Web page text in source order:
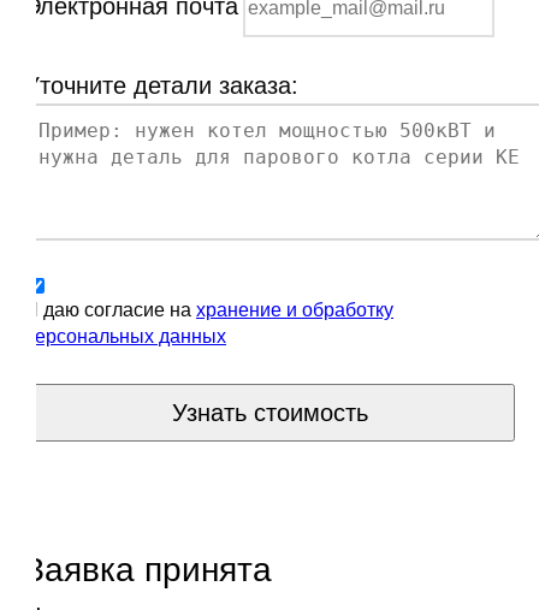
Электронная почта
Уточните детали заказа:
Я даю согласие на хранение и обработку
персональных данных
Узнать стоимость
Заявка принята